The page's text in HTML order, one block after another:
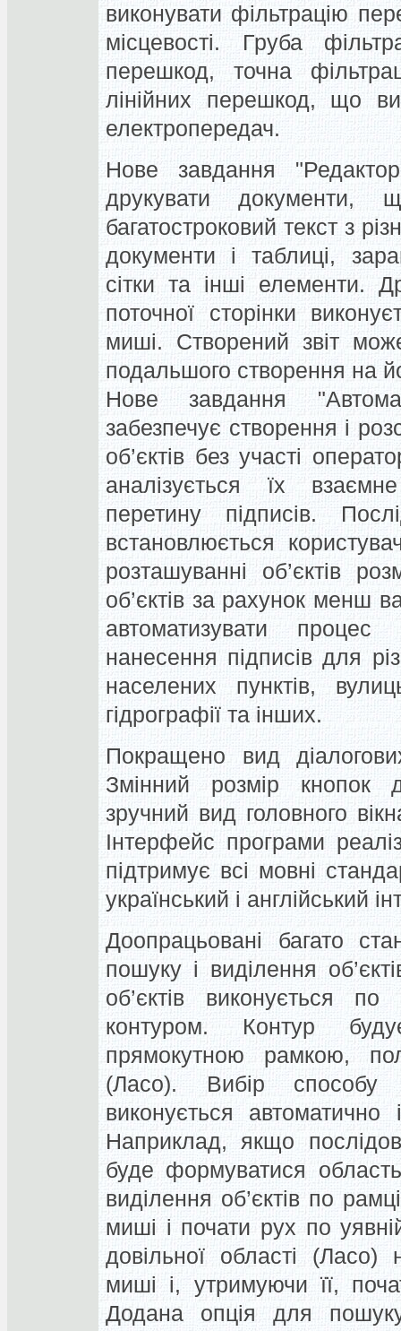
виконувати фільтрацію
місцевості. Груба
перешкод, точна
лінійних перешкод, що
електропередач.
Нове завдання
друкувати документи,
багатостроковий текст з
документи і таблиці,
сітки та інші елементи.
поточної сторінки
миші. Створений звіт
подальшого створення на
Нове завдання
забезпечує створення і
об’єктів без участі
аналізується їх
перетину підписів.
встановлюється
розташуванні об’єктів
об’єктів за рахунок менш
автоматизувати процес
нанесення підписів для
населених пунктів,
гідрографії та інших.
Покращено вид
Змінний розмір кнопок
зручний вид головного
Інтерфейс програми
підтримує всі мовні
український і англійський
Доопрацьовані багато
пошуку і виділення
об’єктів виконується
контуром. Контур
прямокутною рамкою,
(Ласо). Вибір способу
виконується
Наприклад, якщо
буде формуватися
виділення об’єктів по
миші і почати рух по
довільної області (Ласо)
миші і, утримуючи її,
Додана опція для пошуку